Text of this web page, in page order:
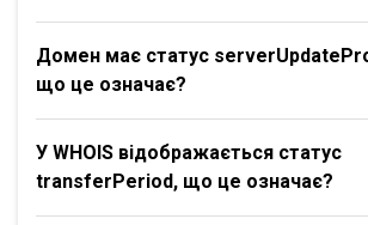
Домен має статус
що це означає?
У WHOIS відображається статус
transferPeriod, що це означає?